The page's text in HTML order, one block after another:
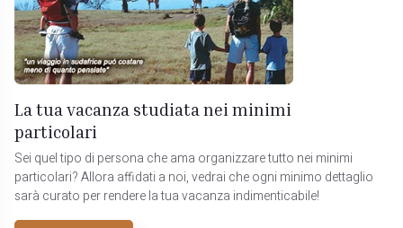
La tua vacanza studiata nei minimi
particolari
Sei quel tipo di persona che ama organizzare tutto nei minimi
particolari? Allora affidati a noi, vedrai che ogni minimo dettaglio
sarà curato per rendere la tua vacanza indimenticabile!